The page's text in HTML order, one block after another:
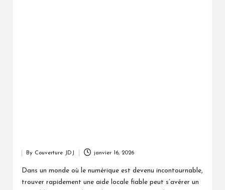
by
By Couverture JDJ janvier 16, 2026
Dans un monde où le numérique est devenu incontournable,
trouver rapidement une aide locale fiable peut s’avérer un